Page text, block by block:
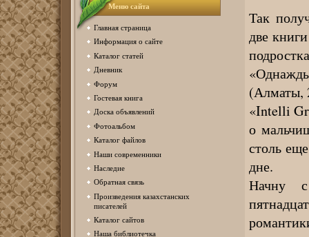
Меню сайта
Главная страница
Информация о сайте
Каталог статей
Дневник
Форум
Гостевая книга
Доска объявлений
Фотоальбом
Каталог файлов
Наши современники
Наследие
Обратная связь
Произведения казахстанских
писателей
Каталог сайтов
Наша библиотечка
Так
две
(Алматы,
«Intelli
о
столь
дне.
Начну